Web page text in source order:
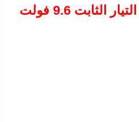
الكمبيوتر المحمول CA-166S الجهاز المحمول العالمي LED لوحة التيار الثابت 9.6 فولت